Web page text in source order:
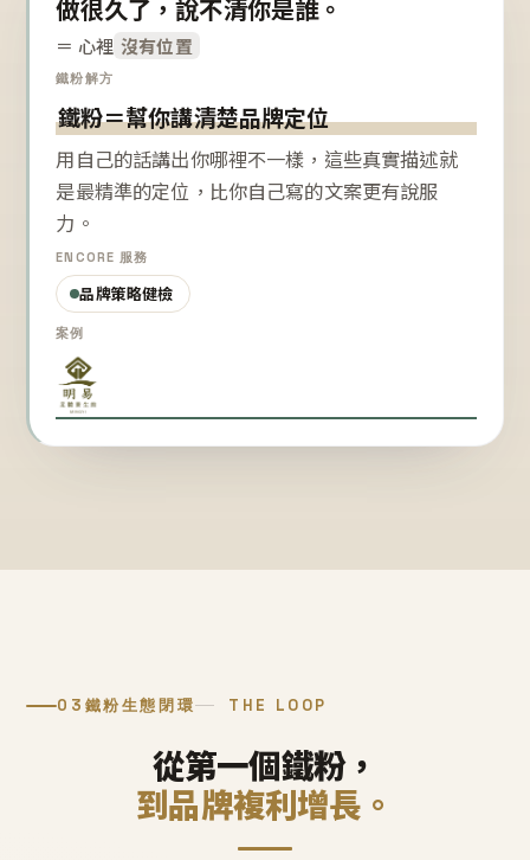
做很久了，說不清你是誰。
＝ 心裡 沒有位置
鐵粉解方
鐵粉＝幫你講清楚品牌定位
用自己的話講出你哪裡不一樣，這些真實描述就
是最精準的定位，比你自己寫的文案更有說服
力。
ENCORE 服務
品牌策略健檢
案例
03 鐵粉生態閉環 THE LOOP
從第一個鐵粉，
到品牌複利增長。